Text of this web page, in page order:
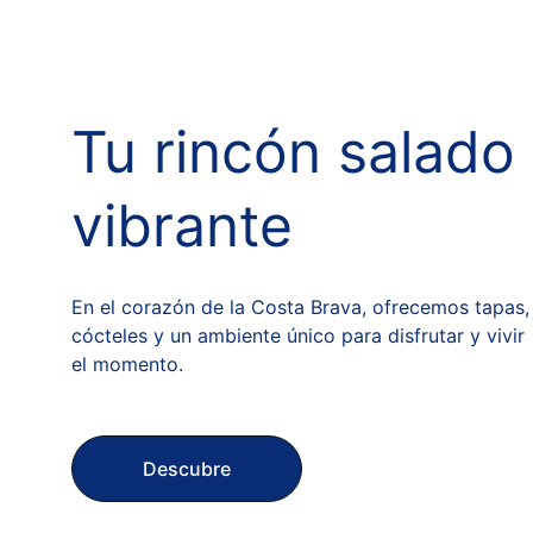
Tu rincón
vibrante
En el corazón de la Costa Brava, ofrecemos
cócteles y un ambiente único para disfrutar y vivir
el momento.
Descubre